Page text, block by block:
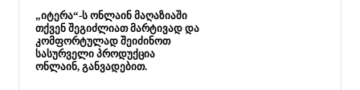
„იტერა“-ს ონლაინ მაღაზიაში
თქვენ შეგიძლიათ მარტივად და
კომფორტულად შეიძინოთ
სასურველი პროდუქცია
ონლაინ, განვადებით.